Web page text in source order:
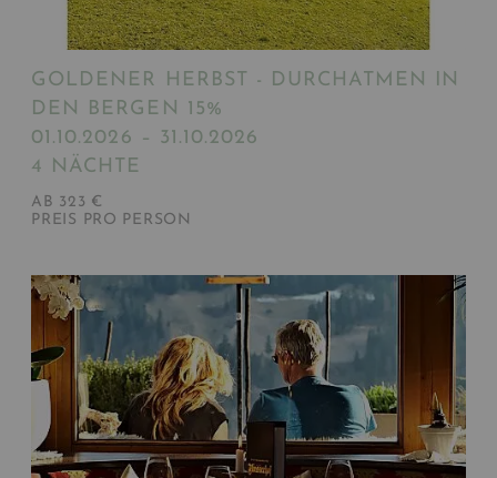
GOLDENER HERBST - DURCHATMEN IN
DEN BERGEN 15%
01.10.2026 – 31.10.2026
4 NÄCHTE
AB 323 €
PREIS PRO PERSON